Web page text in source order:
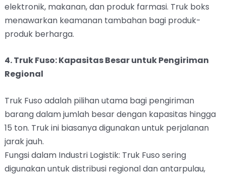
elektronik, makanan, dan produk farmasi. Truk boks
menawarkan keamanan tambahan bagi produk-
produk berharga.
4. Truk Fuso: Kapasitas Besar untuk Pengiriman
Regional
Truk Fuso adalah pilihan utama bagi pengiriman
barang dalam jumlah besar dengan kapasitas hingga
15 ton. Truk ini biasanya digunakan untuk perjalanan
jarak jauh.
Fungsi dalam Industri Logistik: Truk Fuso sering
digunakan untuk distribusi regional dan antarpulau,